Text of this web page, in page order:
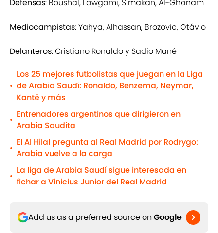
Defensas: Boushal, Lawgami, Simakan, Al-Ghanam
Mediocampistas: Yahya, Alhassan, Brozovic, Otávio
Delanteros: Cristiano Ronaldo y Sadio Mané
•
Los 25 mejores futbolistas que juegan en la Liga
de Arabia Saudí: Ronaldo, Benzema, Neymar,
Kanté y más
•
Entrenadores argentinos que dirigieron en
Arabia Saudita
•
El Al Hilal pregunta al Real Madrid por Rodrygo:
Arabia vuelve a la carga
•
La liga de Arabia Saudí sigue interesada en
fichar a Vinicius Junior del Real Madrid
Add us as a preferred source on Google